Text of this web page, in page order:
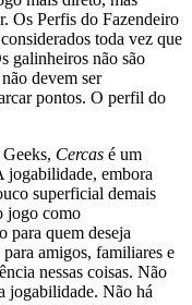
Os Perfis do Fazendeiro
toda vez que
galinheiros não são
devem ser
pontos. O perfil do
Cercas é um
jogabilidade, embora
superficial demais
jogo como
para quem deseja
amigos, familiares e
nessas coisas. Não
jogabilidade. Não há